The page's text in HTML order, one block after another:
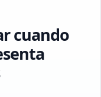
cuando